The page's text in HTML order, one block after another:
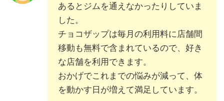
あるとジムを通えなかったりしていま
した。
チョコザップは毎月の利用料に店舗間
移動も無料で含まれているので、好き
な店舗を利用できます。
おかげでこれまでの悩みが減って、体
を動かす日が増えて満足しています。